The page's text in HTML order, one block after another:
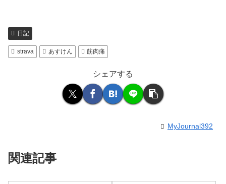
日記
strava あすけん 筋肉痛
シェアする
MyJournal392
関連記事